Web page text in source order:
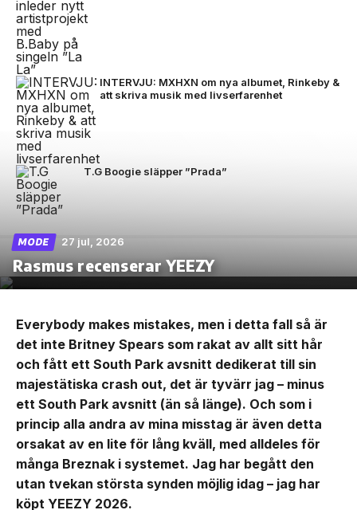
INTERVJU: MXHXN om nya albumet, Rinkeby &
att skriva musik med livserfarenhet
T.G Boogie släpper ”Prada”
MODE 27 jul, 2026
Rasmus recenserar YEEZY
Everybody makes mistakes, men i detta fall så är
det inte Britney Spears som rakat av allt sitt hår
och fått ett South Park avsnitt dedikerat till sin
majestätiska crash out, det är tyvärr jag – minus
ett South Park avsnitt (än så länge). Och som i
princip alla andra av mina misstag är även detta
orsakat av en lite för lång kväll, med alldeles för
många Breznak i systemet. Jag har begått den
utan tvekan största synden möjlig idag – jag har
köpt YEEZY 2026.